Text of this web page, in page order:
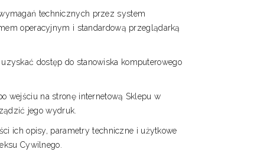
technicznych przez system
operacyjnym i standardową przeglądarką
dostęp do stanowiska komputerowego
wejściu na stronę internetową Sklepu w
jego wydruk.
ich opisy, parametry techniczne i użytkowe
Cywilnego.